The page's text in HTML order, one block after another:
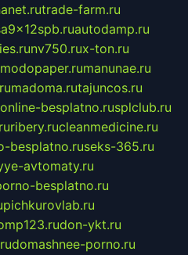
trade-farm.ru
autodamp.ru
nv750.rux-ton.ru
modopaper.rumanunae.ru
madoma.rutajuncos.ru
besplatno.rusplclub.ru
ribery.rucleanmedicine.ru
besplatno.ruseks-365.ru
avtomaty.ru
besplatno.ru
pichkurovlab.ru
don-ykt.ru
domashnee-porno.ru